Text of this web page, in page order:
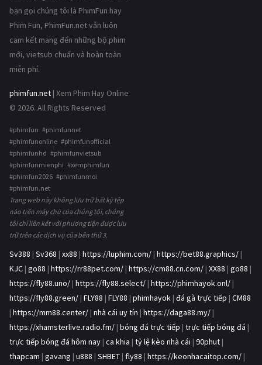
bạn gọi chúng tôi là PhimFun hay
Phim Fun, PhimFun.net vẫn luôn
cam kết mang đến những bộ phim
mới, vietsub chuẩn và hoàn toàn
miễn phí.
phimfun.net | Xem Phim Hay Online
© 2026. All Rights Reserved
#phimfun #phimfunnet
#phimfunonline #phimfunofficial
#phimfunhd #phimfunvietsub
#phimfunmienphi #xemphimfun
#phimfun2026 #phimfunmoi
#phimfun.net
Trang web này không lưu trữ bất kỳ tệp
nào trên máy chủ của chúng tôi, chúng
tôi chỉ liên kết với phương tiện được lưu
trữ trên các dịch vụ của bên thứ 3.
Sv388 | Sv368 | xx88 | https://luphim.com/ | https://bet88.graphics/ |
KJC | go88 | https://rr88pet.com/ | https://cm88.cn.com/ | XX88 | go88 |
https://fly88.uno/ | https://fly88.select/ | https://phimhayok.onl/ |
https://fly88.green/ | FLY88 | FLY88 | phimhayok | đá gà trực tiếp | CM88
| https://mm88.center/ | nhà cái uy tín | https://daga88.my/ |
https://xhamsterlive.radio.fm/ | bóng đá trực tiếp | trực tiếp bóng đá |
trực tiếp bóng đá hôm nay | ca khia | tỷ lệ kèo nhà cái | 90phut |
thapcam | gavang | u888 | SHBET | fly88 | https://keonhacaitop.com/ |